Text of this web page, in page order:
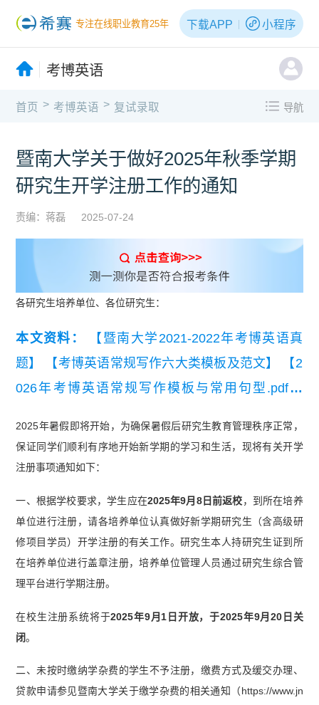
专注在线职业教育25年 下载APP 小程序
考博英语
首页 > 考博英语 > 复试录取 导航
暨南大学关于做好2025年秋季学期
研究生开学注册工作的通知
责编：蒋磊 2025-07-24
各研究生培养单位、各位研究生：
本文资料：
【暨南大学2021-2022年考博英语真
题】
【考博英语常规写作六大类模板及范文】
【2
026年考博英语常规写作模板与常用句型.pdf】
2025年暑假即将开始，为确保暑假后研究生教育管理秩序正常，
保证同学们顺利有序地开始新学期的学习和生活，现将有关开学
注册事项通知如下：
一、根据学校要求，学生应在2025年9月8日前返校，到所在培养
单位进行注册，请各培养单位认真做好新学期研究生（含高级研
修项目学员）开学注册的有关工作。研究生本人持研究生证到所
在培养单位进行盖章注册，培养单位管理人员通过研究生综合管
理平台进行学期注册。
在校生注册系统将于2025年9月1日开放，于2025年9月20日关
闭。
二、未按时缴纳学杂费的学生不予注册，缴费方式及缓交办理、
贷款申请参见暨南大学关于缴学杂费的相关通知（https://www.jn